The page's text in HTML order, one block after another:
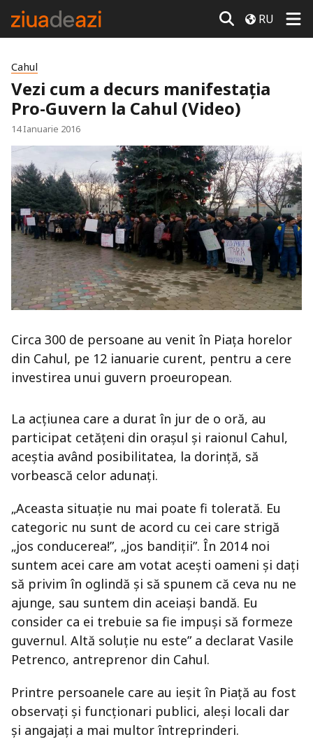
RU
Cahul
Vezi cum a decurs manifestaţia
Pro-Guvern la Cahul (Video)
14 Ianuarie 2016
Circa 300 de persoane au venit în Piaţa horelor
din Cahul, pe 12 ianuarie curent, pentru a cere
investirea unui guvern proeuropean.
La acţiunea care a durat în jur de o oră, au
participat cetăţeni din oraşul şi raionul Cahul,
aceştia având posibilitatea, la dorinţă, să
vorbească celor adunaţi.
„Aceasta situaţie nu mai poate fi tolerată. Eu
categoric nu sunt de acord cu cei care strigă
„jos conducerea!”, „jos bandiţii”. În 2014 noi
suntem acei care am votat aceşti oameni şi daţi
să privim în oglindă şi să spunem că ceva nu ne
ajunge, sau suntem din aceiaşi bandă. Eu
consider ca ei trebuie sa fie impuşi să formeze
guvernul. Altă soluţie nu este” a declarat Vasile
Petrenco, antreprenor din Cahul.
Printre persoanele care au ieşit în Piaţă au fost
observaţi şi funcţionari publici, aleşi locali dar
şi angajaţi a mai multor întreprinderi.